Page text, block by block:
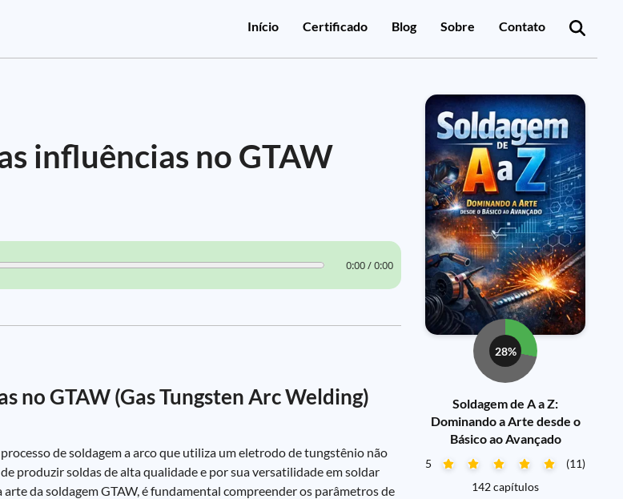
Início Certificado Blog Sobre Contato
influências no GTAW
0:00 / 0:00
no GTAW (Gas Tungsten Arc Welding)
de soldagem a arco que utiliza um eletrodo de tungstênio não
produzir soldas de alta qualidade e por sua versatilidade em soldar
da soldagem GTAW, é fundamental compreender os parâmetros de
28%
Soldagem de A a Z:
Dominando a Arte desde o
Básico ao Avançado
5
(11)
142 capítulos